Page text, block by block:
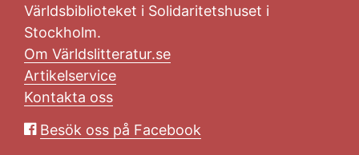
Världsbiblioteket i Solidaritetshuset i
Stockholm.
Om Världslitteratur.se
Artikelservice
Kontakta oss
Besök oss på Facebook